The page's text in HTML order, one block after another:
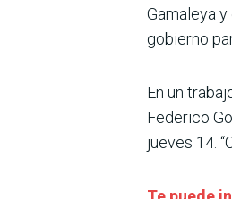
Gamaleya
gobierno
En un
Federico
jueves 14.